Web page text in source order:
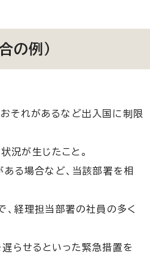
の例）
それがあるなど出入国に制限
況が生じたこと。
る場合など、当該部署を相
経理担当部署の社員の多く
らせるといった緊急措置を